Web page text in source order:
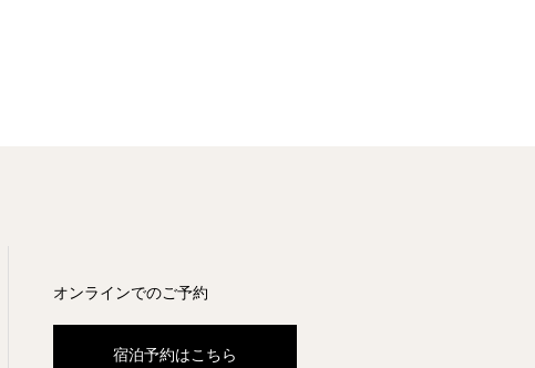
オンラインでのご予約
宿泊予約はこちら